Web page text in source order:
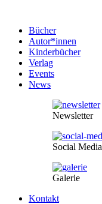
Bücher
Autor*innen
Kinderbücher
Verlag
Events
News
Newsletter
Social Media
Galerie
Kontakt